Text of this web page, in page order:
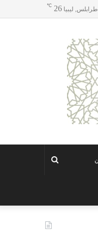
طرابلس, ليبيا 26
℃